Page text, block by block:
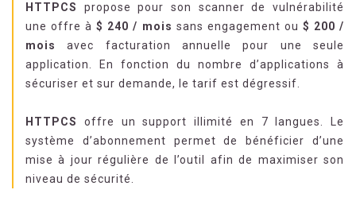
HTTPCS
propose pour son scanner de vulnérabilité
une offre à$ 240 / mois sans engagement ou $ 200 /
mois
avec facturation annuelle pour une seule
application. En fonction du nombre d’applications à
sécuriser et sur demande, le tarif est dégressif.
HTTPCS
offre un support illimité en 7 langues. Le
système d’abonnement permet de bénéficier d’une
mise à jour régulière de l’outil afin de maximiser son
niveau de sécurité.